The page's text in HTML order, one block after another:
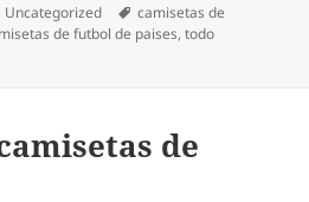
Categorías
Uncategorized Etiquetas
camisetas de
de futbol de paises,todo
de